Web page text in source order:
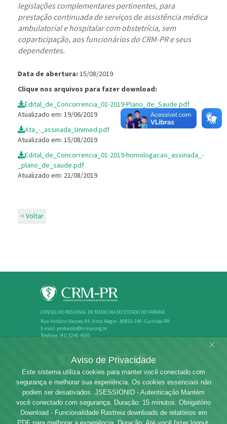
legislações complementares pertinentes, para
prestação continuada de serviços de assistência médica
ambulatorial e hospitalar com obstetrícia, sem
coparticipação, aos funcionários do CRM-PR e seus
dependentes.
Data de abertura: 15/08/2019
Clique nos arquivos para fazer download:
Edital_de_Concorrencia_01-2019-Plano_de_Saude.pdf
Atualizado em: 19/06/2019
Ata_-_assinada_Unimed.pdf
Atualizado em: 15/08/2019
Edital_de_Concorrencia_01-2019-homologacao_assinada_-
_plano_de_saude.pdf
Atualizado em: 21/08/2019
< Voltar
CONSELHO REGIONAL DE MEDICINA DO ESTADO DO PARANÁ
Rua Victório Viezzer, 84, Vista Alegre - 80810-340 -Curitiba-PR
E-mail: protocolo@crmpr.org.br
Telefone: (41) 3240-4000
Aviso de Privacidade
Este sistema utiliza cookies para manter você conectado com
segurança e melhorar sua experiência. Os cookies essenciais não
podem ser desativados. JSESSIONID - Autenticação Mantém
você conectado com segurança. Duração: 15 minutos. Obrigatório
Download - Funcionalidade Rastreia downloads de relatórios em